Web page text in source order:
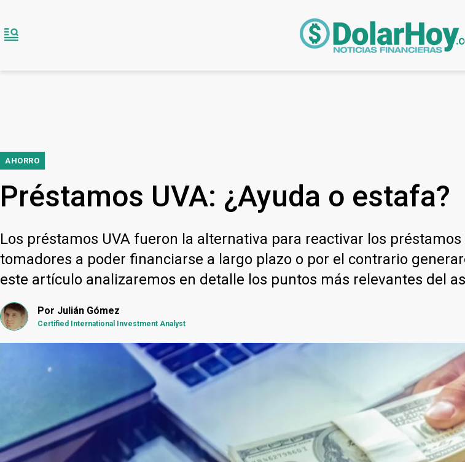
AHORRO
Préstamos UVA: ¿Ayuda o estafa?
Los préstamos UVA fueron la alternativa para reactivar los
tomadores a poder financiarse a largo plazo o por el contrario
este artículo analizaremos en detalle los puntos más relevantes del
Por Julián Gómez
Certified International Investment Analyst